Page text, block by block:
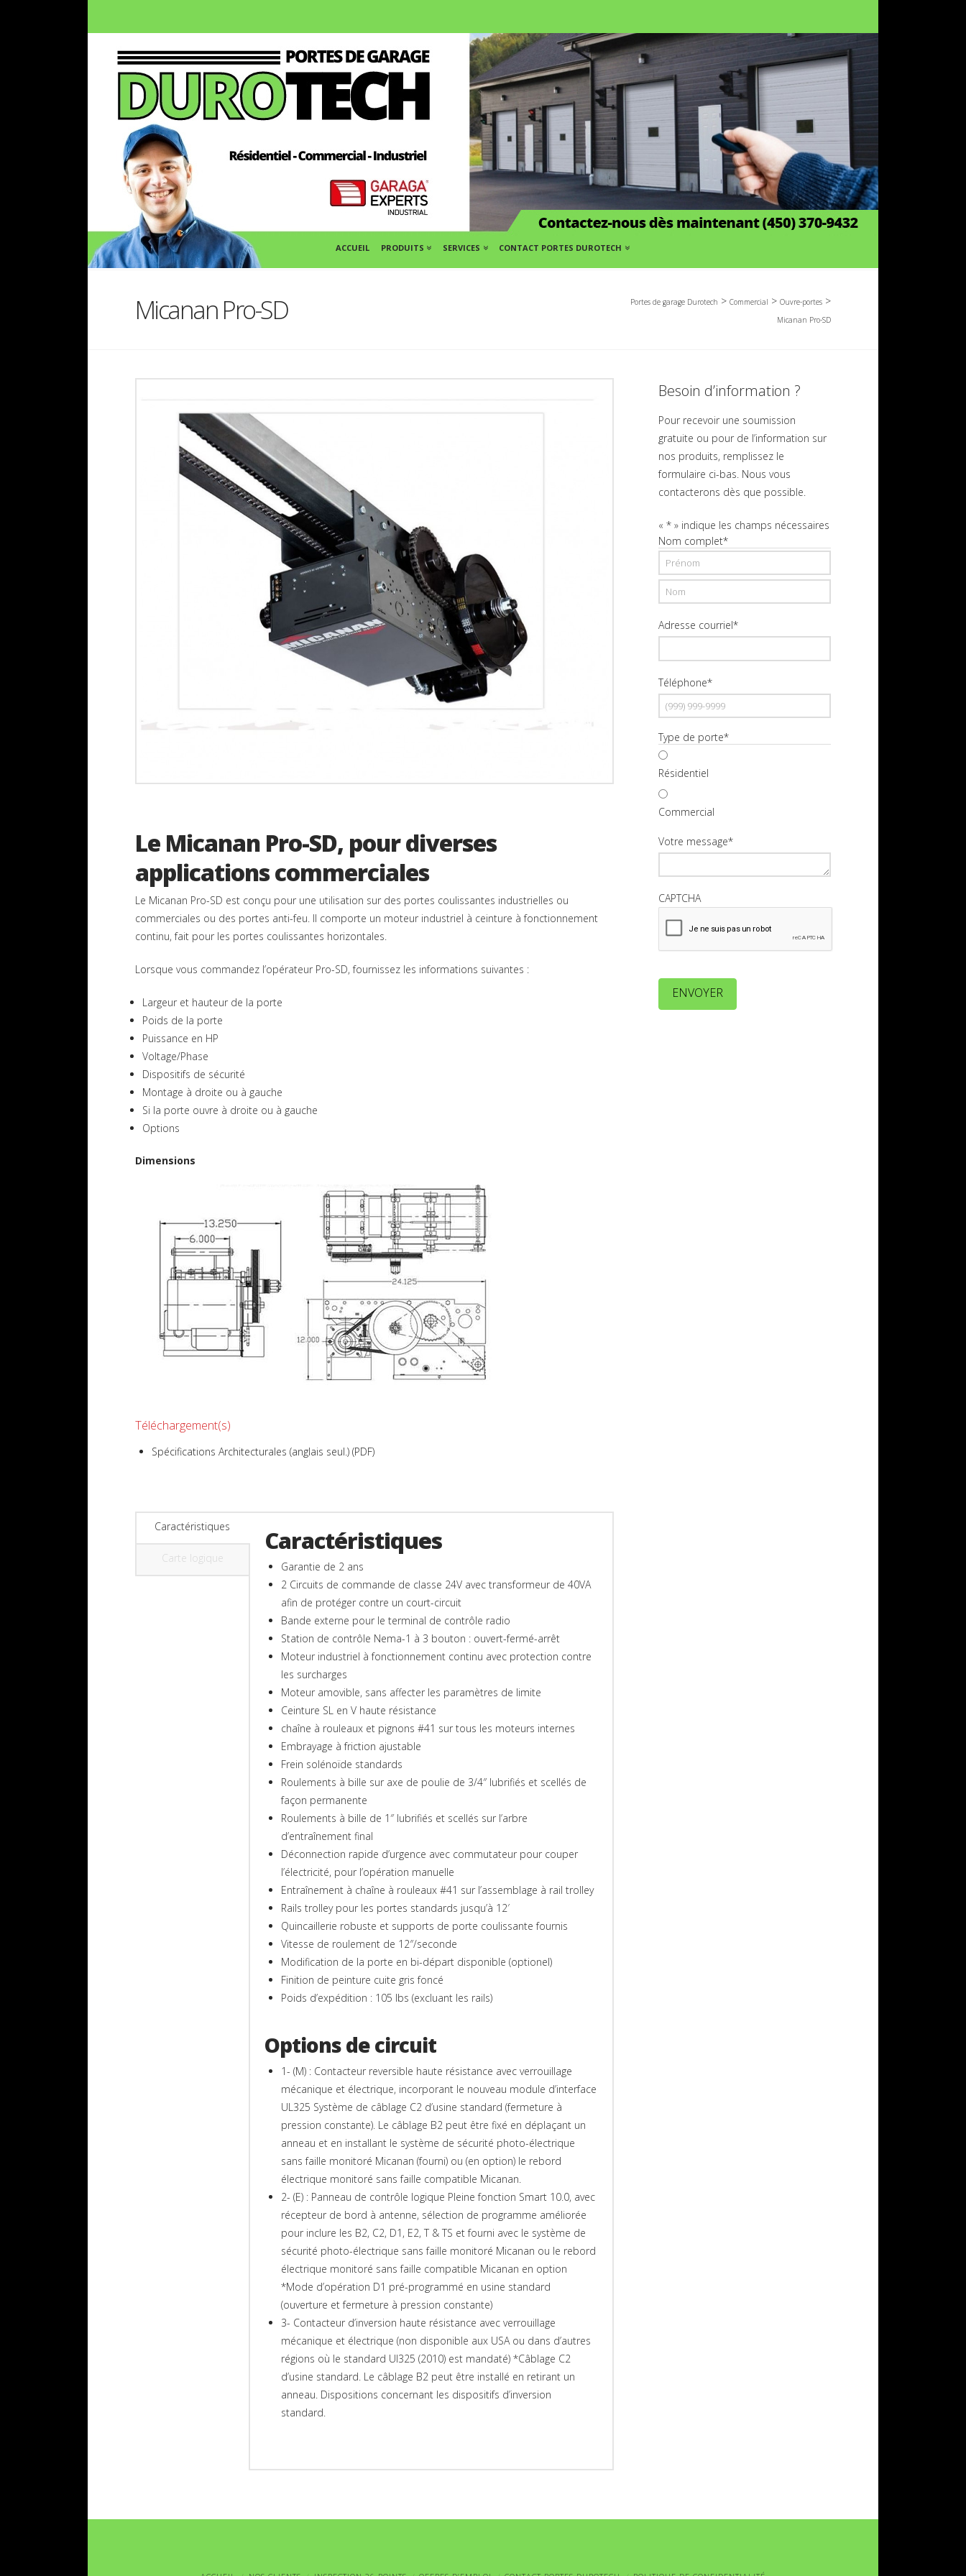
ACCUEIL PRODUITS SERVICES CONTACT PORTES DUROTECH
Micanan Pro-SD Portes de garage Durotech > Commercial > Ouvre-portes >
Micanan Pro-SD
Le Micanan Pro-SD, pour diverses
applications commerciales
Le Micanan Pro-SD est conçu pour une utilisation sur des portes coulissantes industrielles ou
commerciales ou des portes anti-feu. Il comporte un moteur industriel à ceinture à fonctionnement
continu, fait pour les portes coulissantes horizontales.
Lorsque vous commandez l’opérateur Pro-SD, fournissez les informations suivantes :
Largeur et hauteur de la porte
Poids de la porte
Puissance en HP
Voltage/Phase
Dispositifs de sécurité
Montage à droite ou à gauche
Si la porte ouvre à droite ou à gauche
Options
Dimensions
Téléchargement(s)
Spécifications Architecturales (anglais seul.) (PDF)
Caractéristiques
Carte logique
Caractéristiques
Garantie de 2 ans
2 Circuits de commande de classe 24V avec transformeur de 40VA
afin de protéger contre un court-circuit
Bande externe pour le terminal de contrôle radio
Station de contrôle Nema-1 à 3 bouton : ouvert-fermé-arrêt
Moteur industriel à fonctionnement continu avec protection contre
les surcharges
Moteur amovible, sans affecter les paramètres de limite
Ceinture SL en V haute résistance
chaîne à rouleaux et pignons #41 sur tous les moteurs internes
Embrayage à friction ajustable
Frein solénoïde standards
Roulements à bille sur axe de poulie de 3/4″ lubrifiés et scellés de
façon permanente
Roulements à bille de 1″ lubrifiés et scellés sur l’arbre
d’entraînement final
Déconnection rapide d’urgence avec commutateur pour couper
l’électricité, pour l’opération manuelle
Entraînement à chaîne à rouleaux #41 sur l’assemblage à rail trolley
Rails trolley pour les portes standards jusqu’à 12′
Quincaillerie robuste et supports de porte coulissante fournis
Vitesse de roulement de 12″/seconde
Modification de la porte en bi-départ disponible (optionel)
Finition de peinture cuite gris foncé
Poids d’expédition : 105 lbs (excluant les rails)
Options de circuit
1- (M) : Contacteur reversible haute résistance avec verrouillage
mécanique et électrique, incorporant le nouveau module d’interface
UL325 Système de câblage C2 d’usine standard (fermeture à
pression constante). Le câblage B2 peut être fixé en déplaçant un
anneau et en installant le système de sécurité photo-électrique
sans faille monitoré Micanan (fourni) ou (en option) le rebord
électrique monitoré sans faille compatible Micanan.
2- (E) : Panneau de contrôle logique Pleine fonction Smart 10.0, avec
récepteur de bord à antenne, sélection de programme améliorée
pour inclure les B2, C2, D1, E2, T & TS et fourni avec le système de
sécurité photo-électrique sans faille monitoré Micanan ou le rebord
électrique monitoré sans faille compatible Micanan en option
*Mode d’opération D1 pré-programmé en usine standard
(ouverture et fermeture à pression constante)
3- Contacteur d’inversion haute résistance avec verrouillage
mécanique et électrique (non disponible aux USA ou dans d’autres
régions où le standard Ul325 (2010) est mandaté) *Câblage C2
d’usine standard. Le câblage B2 peut être installé en retirant un
anneau. Dispositions concernant les dispositifs d’inversion
standard.
Besoin d’information ?
Pour recevoir une soumission
gratuite ou pour de l’information sur
nos produits, remplissez le
formulaire ci-bas. Nous vous
contacterons dès que possible.
« *» indique les champs nécessaires
Nom complet*
Prénom
Adresse courriel*
Téléphone*
Type de porte*
Résidentiel
Commercial
Votre message*
CAPTCHA
ENVOYER